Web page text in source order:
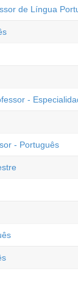
de Língua
-
- Português